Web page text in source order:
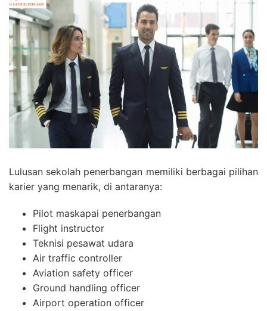
Lulusan sekolah penerbangan memiliki berbagai pilihan
karier yang menarik, di antaranya:
Pilot maskapai penerbangan
Flight instructor
Teknisi pesawat udara
Air traffic controller
Aviation safety officer
Ground handling officer
Airport operation officer